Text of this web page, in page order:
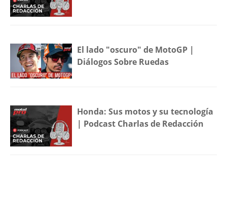
El lado "oscuro" de MotoGP |
Diálogos Sobre Ruedas
Honda: Sus motos y su tecnología
| Podcast Charlas de Redacción